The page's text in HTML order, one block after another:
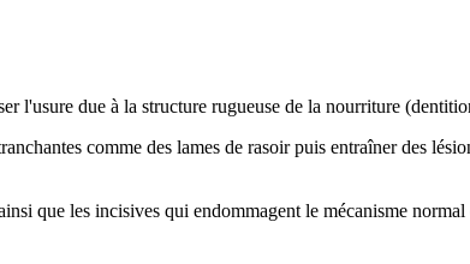
l'usure due à la structure rugueuse de la nourriture
comme des lames de rasoir puis entraîner des
que les incisives qui endommagent le mécanisme